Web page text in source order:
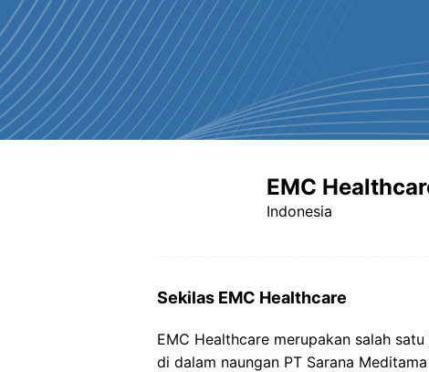
EMC
Indonesia
Sekilas EMC Healthcare
EMC Healthcare merupakan salah
di dalam naungan PT Sarana